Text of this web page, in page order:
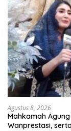
Agustus 8, 2026
Mahkamah
Wanprestasi,